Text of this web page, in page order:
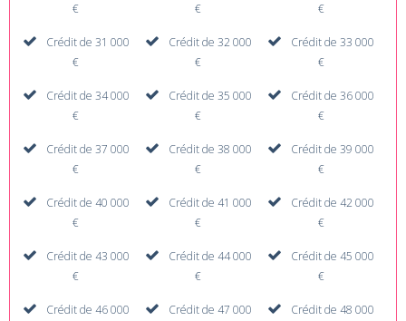
€
€
€
Crédit de 31 000
€
Crédit de 32 000
€
Crédit de 33 000
€
Crédit de 34 000
€
Crédit de 35 000
€
Crédit de 36 000
€
Crédit de 37 000
€
Crédit de 38 000
€
Crédit de 39 000
€
Crédit de 40 000
€
Crédit de 41 000
€
Crédit de 42 000
€
Crédit de 43 000
€
Crédit de 44 000
€
Crédit de 45 000
€
Crédit de 46 000
Crédit de 47 000
Crédit de 48 000